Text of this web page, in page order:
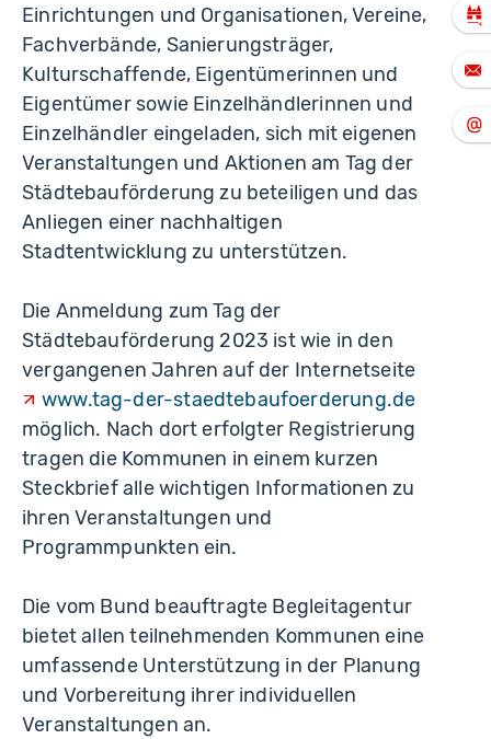
Einrichtungen und Organisationen, Vereine,
Fachverbände, Sanierungsträger,
Kulturschaffende, Eigentümerinnen und
Eigentümer sowie Einzelhändlerinnen und
Einzelhändler eingeladen, sich mit eigenen
Veranstaltungen und Aktionen am Tag der
Städtebauförderung zu beteiligen und das
Anliegen einer nachhaltigen
Stadtentwicklung zu unterstützen.
Die Anmeldung zum Tag der
Städtebauförderung 2023 ist wie in den
vergangenen Jahren auf der Internetseite
www.tag-der-staedtebaufoerderung.de
möglich. Nach dort erfolgter Registrierung
tragen die Kommunen in einem kurzen
Steckbrief alle wichtigen Informationen zu
ihren Veranstaltungen und
Programmpunkten ein.
Die vom Bund beauftragte Begleitagentur
bietet allen teilnehmenden Kommunen eine
umfassende Unterstützung in der Planung
und Vorbereitung ihrer individuellen
Veranstaltungen an.